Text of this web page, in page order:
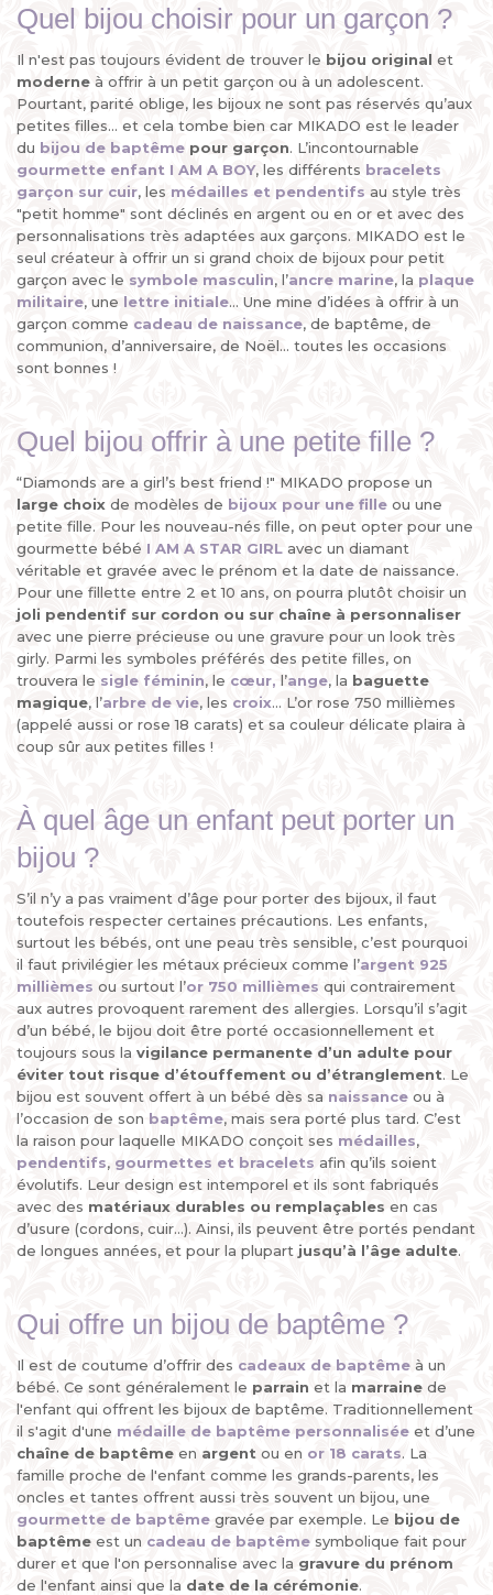
Quel bijou choisir pour un garçon ?
Il n'est pas toujours évident de trouver le bijou original et
moderne à offrir à un petit garçon ou à un adolescent.
Pourtant, parité oblige, les bijoux ne sont pas réservés qu’aux
petites filles... et cela tombe bien car MIKADO est le leader
du bijou de baptême pour garçon. L’incontournable
gourmette enfant I AM A BOY, les différents bracelets
garçon sur cuir, les médailles et pendentifs au style très
"petit homme" sont déclinés en argent ou en or et avec des
personnalisations très adaptées aux garçons. MIKADO est le
seul créateur à offrir un si grand choix de bijoux pour petit
garçon avec le symbole masculin, l’ancre marine, la plaque
militaire, une lettre initiale... Une mine d’idées à offrir à un
garçon comme cadeau de naissance, de baptême, de
communion, d’anniversaire, de Noël... toutes les occasions
sont bonnes !
Quel bijou offrir à une petite fille ?
“Diamonds are a girl’s best friend !" MIKADO propose un
large choix de modèles de bijoux pour une fille ou une
petite fille. Pour les nouveau-nés fille, on peut opter pour une
gourmette bébé I AM A STAR GIRL avec un diamant
véritable et gravée avec le prénom et la date de naissance.
Pour une fillette entre 2 et 10 ans, on pourra plutôt choisir un
joli pendentif sur cordon ou sur chaîne à personnaliser
avec une pierre précieuse ou une gravure pour un look très
girly. Parmi les symboles préférés des petite filles, on
trouvera le sigle féminin, le cœur, l’ange, la baguette
magique, l’arbre de vie, les croix... L’or rose 750 millièmes
(appelé aussi or rose 18 carats) et sa couleur délicate plaira à
coup sûr aux petites filles !
À quel âge un enfant peut porter un
bijou ?
S’il n’y a pas vraiment d’âge pour porter des bijoux, il faut
toutefois respecter certaines précautions. Les enfants,
surtout les bébés, ont une peau très sensible, c’est pourquoi
il faut privilégier les métaux précieux comme l’argent 925
millièmes ou surtout l’or 750 millièmes qui contrairement
aux autres provoquent rarement des allergies. Lorsqu’il s’agit
d’un bébé, le bijou doit être porté occasionnellement et
toujours sous la vigilance permanente d’un adulte pour
éviter tout risque d’étouffement ou d’étranglement. Le
bijou est souvent offert à un bébé dès sa naissance ou à
l’occasion de son baptême, mais sera porté plus tard. C’est
la raison pour laquelle MIKADO conçoit ses médailles,
pendentifs, gourmettes et bracelets afin qu’ils soient
évolutifs. Leur design est intemporel et ils sont fabriqués
avec des matériaux durables ou remplaçables en cas
d’usure (cordons, cuir...). Ainsi, ils peuvent être portés pendant
de longues années, et pour la plupart jusqu’à l’âge adulte.
Qui offre un bijou de baptême ?
Il est de coutume d’offrir des cadeaux de baptême à un
bébé. Ce sont généralement le parrain et la marraine de
l'enfant qui offrent les bijoux de baptême. Traditionnellement
il s'agit d'une médaille de baptême personnalisée et d’une
chaîne de baptême en argent ou en or 18 carats. La
famille proche de l'enfant comme les grands-parents, les
oncles et tantes offrent aussi très souvent un bijou, une
gourmette de baptême gravée par exemple. Le bijou de
baptême est un cadeau de baptême symbolique fait pour
durer et que l'on personnalise avec la gravure du prénom
de l'enfant ainsi que la date de la cérémonie.